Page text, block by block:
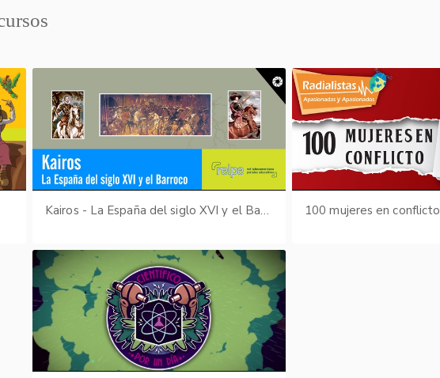
Kairos - La España del siglo XVI y el Barroco 100 mujeres en conflicto